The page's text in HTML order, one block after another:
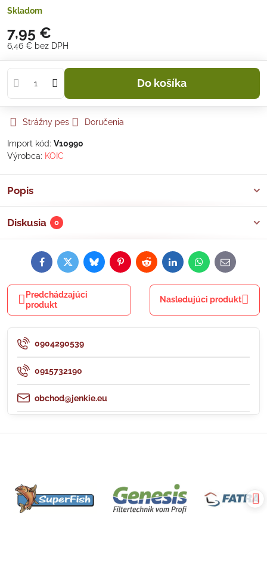
Skladom
7,95 €
6,46 € bez DPH
Do košíka
Strážny pes Doručenia
Import kód: V10990
Výrobca: KOIC
Popis
Diskusia 0
FacebookTwitterBlueskyPinterestRedditLinkedInWhatsApp
E-
mail
Predchádzajúci
produkt
Nasledujúci produkt
0904290539
0915732190
obchod@jenkie.eu